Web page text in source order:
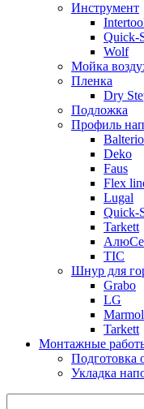
Инструмент
Quick-
Wolf
Мойка
Пленка
Dry
Подложка
Профиль
Balterio
Deko
Faus
Flex
Lugal
Quick-
Tarkett
ТІС
Шнур для
Grabo
LG
Tarkett
Монтажные
Подготовка
Укладка